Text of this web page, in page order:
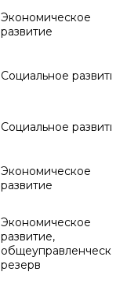
Экономическое
развитие
Социальное развитие
Социальное развитие
Экономическое
развитие
Экономическое
развитие,
общеуправленческий
резерв